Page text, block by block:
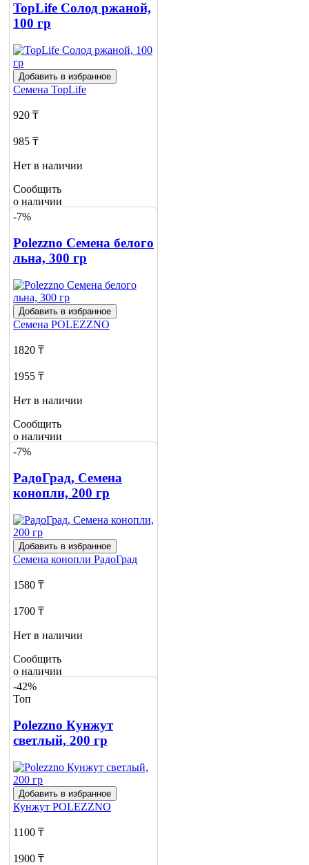
TopLife Солод ржаной,
100 гр
Добавить в избранное
Семена TopLife
920 ₸
985 ₸
Нет в наличии
Сообщить
о наличии
-7%
Polezzno Семена белого
льна, 300 гр
Добавить в избранное
Семена POLEZZNO
1820 ₸
1955 ₸
Нет в наличии
Сообщить
о наличии
-7%
РадоГрад, Семена
конопли, 200 гр
Добавить в избранное
Семена конопли РадоГрад
1580 ₸
1700 ₸
Нет в наличии
Сообщить
о наличии
-42%
Топ
Polezzno Кунжут
светлый, 200 гр
Добавить в избранное
Кунжут POLEZZNO
1100 ₸
1900 ₸